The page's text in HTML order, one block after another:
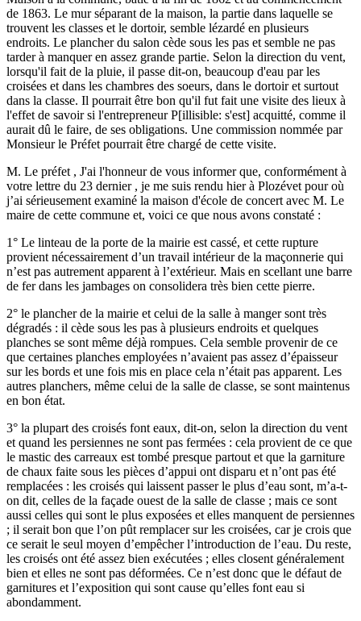
de 1863. Le mur séparant de la maison, la partie dans laquelle se
trouvent les classes et le dortoir, semble lézardé en plusieurs
endroits. Le plancher du salon cède sous les pas et semble ne pas
tarder à manquer en assez grande partie. Selon la direction du vent,
lorsqu'il fait de la pluie, il passe dit-on, beaucoup d'eau par les
croisées et dans les chambres des soeurs, dans le dortoir et surtout
dans la classe. Il pourrait être bon qu'il fut fait une visite des lieux à
l'effet de savoir si l'entrepreneur P[illisible: s'est] acquitté, comme il
aurait dû le faire, de ses obligations. Une commission nommée par
Monsieur le Préfet pourrait être chargé de cette visite.
M. Le préfet , J'ai l'honneur de vous informer que, conformément à
votre lettre du 23 dernier , je me suis rendu hier à Plozévet pour où
j’ai sérieusement examiné la maison d'école de concert avec M. Le
maire de cette commune et, voici ce que nous avons constaté :
1° Le linteau de la porte de la mairie est cassé, et cette rupture
provient nécessairement d’un travail intérieur de la maçonnerie qui
n’est pas autrement apparent à l’extérieur. Mais en scellant une barre
de fer dans les jambages on consolidera très bien cette pierre.
2° le plancher de la mairie et celui de la salle à manger sont très
dégradés : il cède sous les pas à plusieurs endroits et quelques
planches se sont même déjà rompues. Cela semble provenir de ce
que certaines planches employées n’avaient pas assez d’épaisseur
sur les bords et une fois mis en place cela n’était pas apparent. Les
autres planchers, même celui de la salle de classe, se sont maintenus
en bon état.
3° la plupart des croisés font eaux, dit-on, selon la direction du vent
et quand les persiennes ne sont pas fermées : cela provient de ce que
le mastic des carreaux est tombé presque partout et que la garniture
de chaux faite sous les pièces d’appui ont disparu et n’ont pas été
remplacées : les croisés qui laissent passer le plus d’eau sont, m’a-t-
on dit, celles de la façade ouest de la salle de classe ; mais ce sont
aussi celles qui sont le plus exposées et elles manquent de persiennes
; il serait bon que l’on pût remplacer sur les croisées, car je crois que
ce serait le seul moyen d’empêcher l’introduction de l’eau. Du reste,
les croisés ont été assez bien exécutées ; elles closent généralement
bien et elles ne sont pas déformées. Ce n’est donc que le défaut de
garnitures et l’exposition qui sont cause qu’elles font eau si
abondamment.